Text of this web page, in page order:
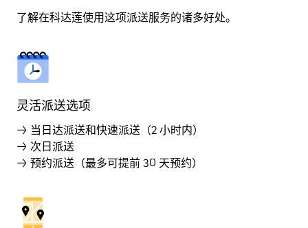
了解在科达莲使用这项派送服务的诸多好处。
灵活派送选项
→ 当日达派送和快速派送（2 小时内）
→ 次日派送
→ 预约派送（最多可提前 30 天预约）